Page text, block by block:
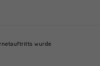
wurde